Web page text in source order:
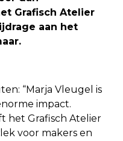
Grafisch Atelier
aan het
“Marja Vleugel is
impact.
het Grafisch Atelier
voor makers en